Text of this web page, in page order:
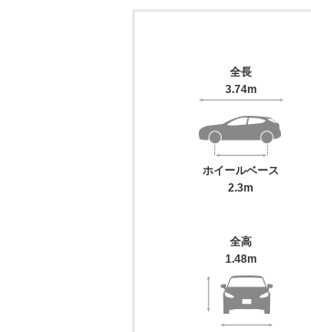
全長
3.74m
ホイールベース
2.3m
全高
1.48m